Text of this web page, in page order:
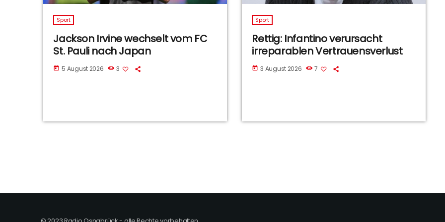
Sport
Jackson Irvine wechselt vom FC
St. Pauli nach Japan
today 5 August 2026 3
Sport
Rettig: Infantino verursacht
irreparablen Vertrauensverlust
today 3 August 2026 7